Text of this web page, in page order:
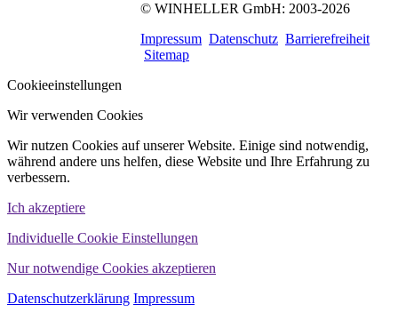
WINHELLER GmbH
© WINHELLER GmbH: 2003-2026
Impressum Datenschutz Barrierefreiheit
Sitemap
Cookieeinstellungen
Wir verwenden Cookies
Wir nutzen Cookies auf unserer Website. Einige sind notwendig,
während andere uns helfen, diese Website und Ihre Erfahrung zu
verbessern.
Ich akzeptiere
Individuelle Cookie Einstellungen
Nur notwendige Cookies akzeptieren
Datenschutzerklärung Impressum